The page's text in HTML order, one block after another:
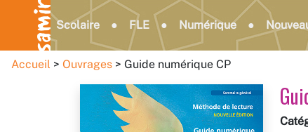
Scolaire FLE Numérique
Accueil Ouvrages Guide numérique CP